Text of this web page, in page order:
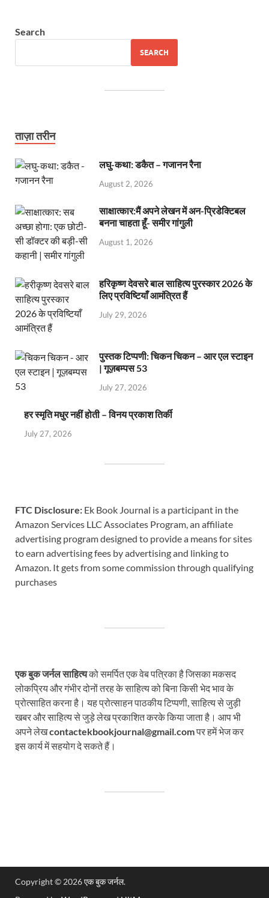
Search
SEARCH
ताज़ा तरीन
लघु-कथा: डकैत – गजानन रैना
August 2, 2026
साक्षात्कार:मैं अपने लेखन में अन-प्रिडेक्टिबल
बनना चाहता हूँ- समीर गांगुली
August 1, 2026
हरिकृष्ण देवसरे बाल साहित्य पुरस्कार 2026 के
लिए प्रविष्टियाँ आमंत्रित हैं
July 29, 2026
पुस्तक टिप्पणी: चिकन चिकन – आर एल स्टाइन
| गूज़बम्पस 53
July 27, 2026
हर स्मृति मधुर नहीं होती – विनय प्रकाश तिर्की
July 27, 2026
FTC Disclosure: Ek Book Journal is a participant in the
Amazon Services LLC Associates Program, an affiliate
advertising program designed to provide a means for sites
to earn advertising fees by advertising and linking to
Amazon. It gets from some commission through qualifying
purchases
एक बुक जर्नल साहित्यको समर्पित एक वेब पत्रिका है जिसका मकसद
लोकप्रिय और गंभीर दोनों तरह के साहित्य को बिना किसी भेद भाव के
प्रोत्साहित करना है। यह प्रोत्साहन पाठकीय टिप्पणी, साहित्य से जुड़ी
खबर और साहित्य से जुड़े लेख प्रकाशित करके किया जाता है। आप भी
अपने लेखcontactekbookjournal@gmail.comपर हमें भेज कर
इस कार्य में सहयोग दे सकते हैं।
Copyright © 2026एक बुक जर्नल.